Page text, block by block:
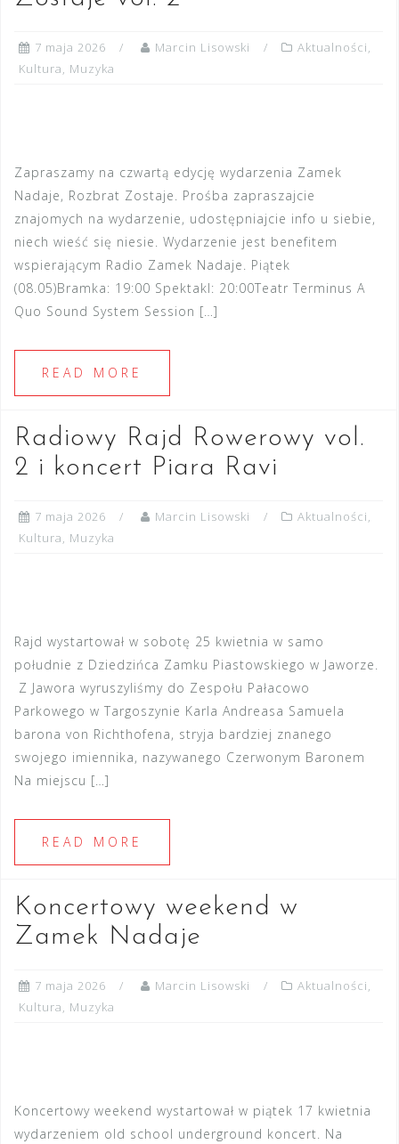
7 maja 2026 Marcin Lisowski Aktualności,
Kultura, Muzyka
Zapraszamy na czwartą edycję wydarzenia Zamek
Nadaje, Rozbrat Zostaje. Prośba zapraszajcie
znajomych na wydarzenie, udostępniajcie info u siebie,
niech wieść się niesie. Wydarzenie jest benefitem
wspierającym Radio Zamek Nadaje. Piątek
(08.05)Bramka: 19:00 Spektakl: 20:00Teatr Terminus A
Quo Sound System Session […]
READ MORE
Radiowy Rajd Rowerowy vol.
2 i koncert Piara Ravi
7 maja 2026 Marcin Lisowski Aktualności,
Kultura, Muzyka
Rajd wystartował w sobotę 25 kwietnia w samo
południe z Dziedzińca Zamku Piastowskiego w Jaworze.
Z Jawora wyruszyliśmy do Zespołu Pałacowo
Parkowego w Targoszynie Karla Andreasa Samuela
barona von Richthofena, stryja bardziej znanego
swojego imiennika, nazywanego Czerwonym Baronem
Na miejscu […]
READ MORE
Koncertowy weekend w
Zamek Nadaje
7 maja 2026 Marcin Lisowski Aktualności,
Kultura, Muzyka
Koncertowy weekend wystartował w piątek 17 kwietnia
wydarzeniem old school underground koncert. Na